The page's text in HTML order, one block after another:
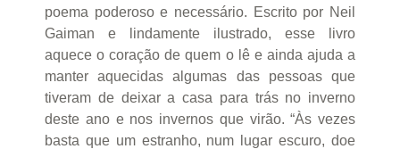
poema poderoso e necessário. Escrito por Neil
Gaiman e lindamente ilustrado, esse livro
aquece o coração de quem o lê e ainda ajuda a
manter aquecidas algumas das pessoas que
tiveram de deixar a casa para trás no inverno
deste ano e nos invernos que virão. “Às vezes
basta que um estranho, num lugar escuro, doe